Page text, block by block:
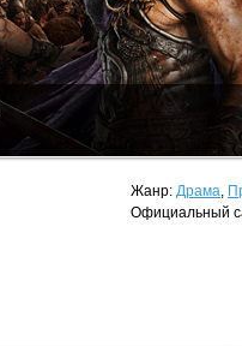
Жанр: Драма,
Официальный